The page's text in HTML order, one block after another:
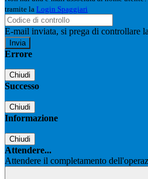
tramite la Login Spaggiari
E-mail inviata, si prega di controllare
Errore
Chiudi
Successo
Chiudi
Informazione
Chiudi
Attendere...
Attendere il completamento